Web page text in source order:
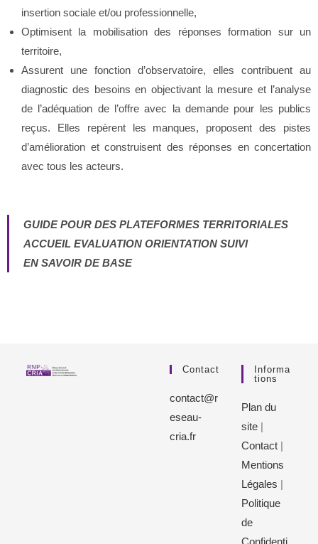
insertion sociale et/ou professionnelle,
Optimisent la mobilisation des réponses formation sur un
territoire,
Assurent une fonction d’observatoire, elles contribuent au
diagnostic des besoins en objectivant la mesure et l’analyse
de l’adéquation de l’offre avec la demande pour les publics
reçus. Elles repèrent les manques, proposent des pistes
d’amélioration et construisent des réponses en concertation
avec tous les acteurs.
GUIDE POUR DES PLATEFORMES TERRITORIALES
ACCUEIL EVALUATION ORIENTATION SUIVI
EN SAVOIR DE BASE
Contact
contact@r
eseau-
cria.fr
Informa
Tions
Plan du
site |
Contact|
Mentions
Légales |
Politique
de
Confidenti